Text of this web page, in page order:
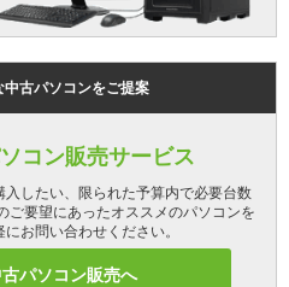
古パソコンをご提案
コン販売サービス
したい、限られた予算内で必要台数
ご要望にあったオススメのパソコンを
お問い合わせください。
パソコン販売へ